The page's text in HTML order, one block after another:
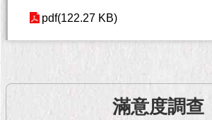
市
料
pdf(122.27 KB)
滿意度調查